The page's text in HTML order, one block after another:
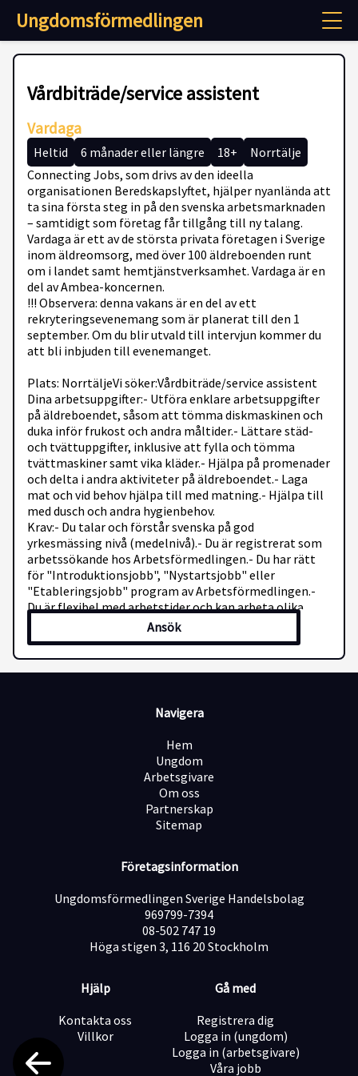
Ungdomsförmedlingen
Vårdbiträde/service assistent
Vardaga
Heltid 6 månader eller längre 18+
Norrtälje
Connecting Jobs, som drivs av den ideella
organisationen Beredskapslyftet, hjälper nyanlända att
ta sina första steg in på den svenska arbetsmarknaden
– samtidigt som företag får tillgång till ny talang.
Vardaga är ett av de största privata företagen i Sverige
inom äldreomsorg, med över 100 äldreboenden runt
om i landet samt hemtjänstverksamhet. Vardaga är en
del av Ambea-koncernen.
!!! Observera: denna vakans är en del av ett
rekryteringsevenemang som är planerat till den 1
september. Om du blir utvald till intervjun kommer du
att bli inbjuden till evenemanget.
Plats: NorrtäljeVi söker:Vårdbiträde/service assistent
Dina arbetsuppgifter:- Utföra enklare arbetsuppgifter
på äldreboendet, såsom att tömma diskmaskinen och
duka inför frukost och andra måltider.- Lättare städ-
och tvättuppgifter, inklusive att fylla och tömma
tvättmaskiner samt vika kläder.- Hjälpa på promenader
och delta i andra aktiviteter på äldreboendet.- Laga
mat och vid behov hjälpa till med matning.- Hjälpa till
med dusch och andra hygienbehov.
Krav:- Du talar och förstår svenska på god
yrkesmässing nivå (medelnivå).- Du är registrerat som
arbetssökande hos Arbetsförmedlingen.- Du har rätt
för "Introduktionsjobb", "Nystartsjobb" eller
"Etableringsjobb" program av Arbetsförmedlingen.-
Du är flexibel med arbetstider och kan arbeta olika
skift, inklusive kvällar och helger;- Om du har tidigare
erfarenhet som personlig assistent, vårdbiträde eller
liknande är det ett plus.Din profil:- Du är motiverad att
arbeta med människor.- Du har en mycket positiv
Arbetsgivaren erbjuder:- 100% anställning med stöd av
Etableringsjobb.- Tjänsten omfattas av
kollektivavtal.- friskvårdsbidrag, arbetsklädar och
personalrabatter ingår.Viktigt:Denna tjänst är en del av
ett AMIF-finansierat projekt som syftar till att stödja
integrationen av nyanlända personer från länder
utanför EU/EES på den svenska arbetsmarknaden.
Ansök
Navigera
Hem
Ungdom
Arbetsgivare
Om oss
Partnerskap
Sitemap
Företagsinformation
Ungdomsförmedlingen Sverige Handelsbolag
969799-7394
08-502 747 19
Höga stigen 3, 116 20 Stockholm
Hjälp
Kontakta oss
Villkor
Gå med
Registrera dig
Logga in (ungdom)
Logga in (arbetsgivare)
Våra jobb